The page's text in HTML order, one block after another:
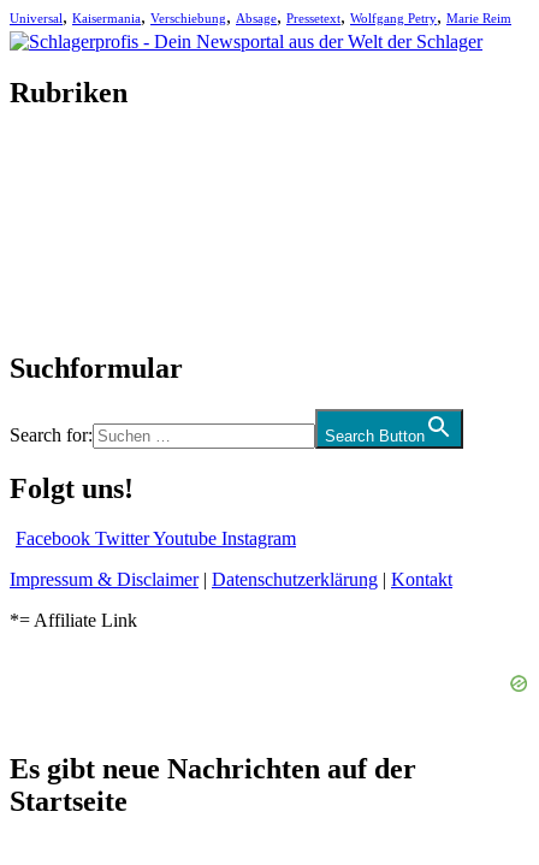
Universal, Kaisermania, Verschiebung, Absage, Pressetext, Wolfgang Petry, Marie Reim
Rubriken
Suchformular
Search for: Search Button
Folgt uns!
Facebook TwitterYoutube Instagram
Impressum & Disclaimer| Datenschutzerklärung
Kontakt
*= Affiliate Link
Es gibt neue Nachrichten auf der
Startseite